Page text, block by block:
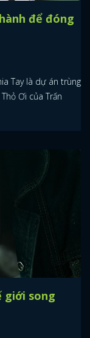
để đóng
Tay là dự án trùng
Ơi của Trấn
giới song